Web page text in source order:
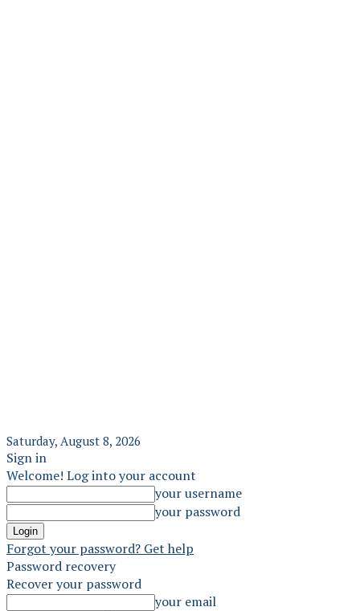
Saturday, August 8, 2026
Sign in
Welcome! Log into your account
your username
your password
Forgot your password? Get help
Password recovery
Recover your password
your email